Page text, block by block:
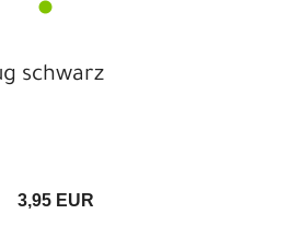
schwarz
3,95 EUR